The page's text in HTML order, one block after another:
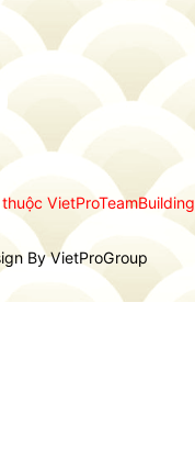
VietProTeamBuilding
By VietProGroup